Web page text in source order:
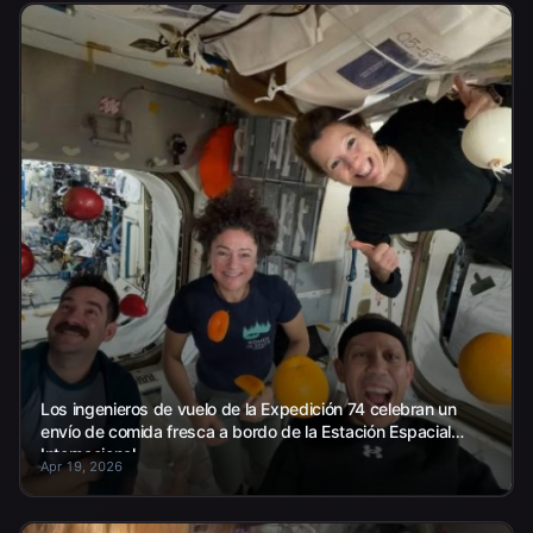
Los ingenieros de vuelo de la Expedición 74 celebran un
envío de comida fresca a bordo de la Estación Espacial
Internacional.
Apr 19, 2026